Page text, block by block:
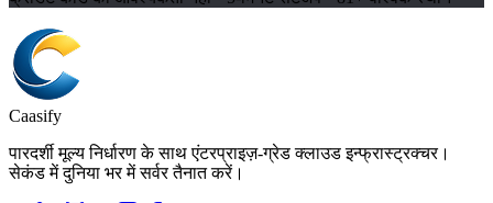
Caasify
पारदर्शी मूल्य निर्धारण के साथ एंटरप्राइज़-ग्रेड क्लाउड इन्फ्रास्ट्रक्चर।
सेकंड में दुनिया भर में सर्वर तैनात करें।